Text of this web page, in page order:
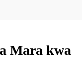
Mara kwa